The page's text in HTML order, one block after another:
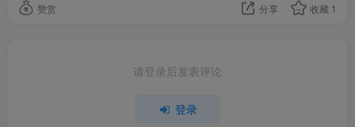
赞赏 分享 收藏 1
请登录后发表评论
登录